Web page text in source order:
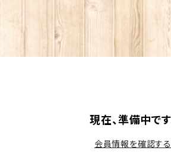
現在、準備中です
会員情報を確認す